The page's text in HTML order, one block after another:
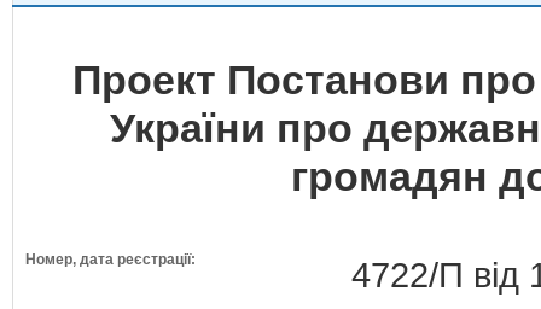
Проект Постанови
України про
громадян
Номер, дата реєстрації: 4722/П від